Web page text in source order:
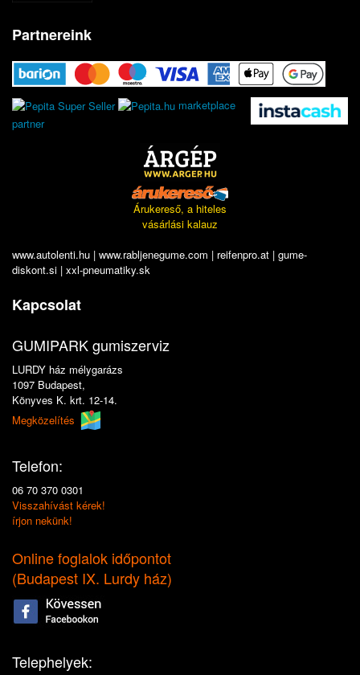
Partnereink
marketplace
partner
Árukereső, a hiteles
vásárlási kalauz
www.autolenti.hu | www.rabljenegume.com | reifenpro.at | gume-
diskont.si | xxl-pneumatiky.sk
Kapcsolat
GUMIPARK gumiszerviz
LURDY ház mélygarázs
1097 Budapest,
Könyves K. krt. 12-14.
Megközelítés
Telefon:
06 70 370 0301
Visszahívást kérek!
írjon nekünk!
Online foglalok időpontot
(Budapest IX. Lurdy ház)
Telephelyek: